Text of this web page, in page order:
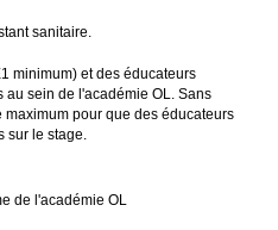
sanitaire.
minimum) et des éducateurs
au sein de l'académie OL. Sans
pour que des éducateurs
sur le stage.
de l'académie OL